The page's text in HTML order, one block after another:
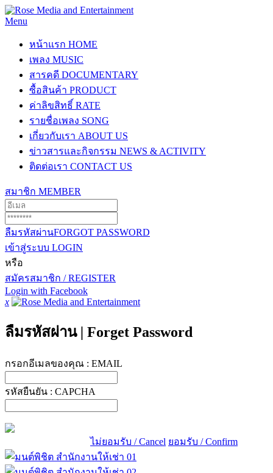
Menu
หน้าแรก HOME
เพลง MUSIC
สารคดี DOCUMENTARY
ซื้อสินค้า PRODUCT
ค่าลิขสิทธิ์ RATE
รายชื่อเพลง SONG
เกี่ยวกับเรา ABOUT US
ข่าวสารและกิจกรรม NEWS & ACTIVITY
ติดต่อเรา CONTACT US
สมาชิก MEMBER
ลืมรหัสผ่านFORGOT PASSWORD
เข้าสู่ระบบ LOGIN
หรือ
สมัครสมาชิก / REGISTER
Login with Facebook
x
ลืมรหัสผ่าน | Forget Password
กรอกอีเมลของคุณ : EMAIL
รหัสยืนยัน : CAPCHA
ไม่ยอมรับ / Cancel ยอมรับ / Confirm